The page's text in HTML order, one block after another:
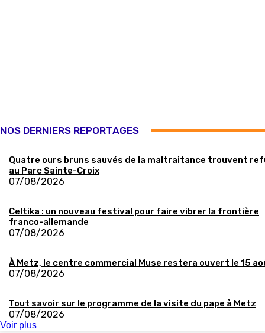
NOS DERNIERS REPORTAGES
Quatre ours bruns sauvés de la maltraitance trouvent
au Parc Sainte-Croix
07/08/2026
Celtika : un nouveau festival pour faire vibrer la frontière
franco-allemande
07/08/2026
À Metz, le centre commercial Muse restera ouvert le 15
07/08/2026
Tout savoir sur le programme de la visite du pape à Metz
07/08/2026
Voir plus